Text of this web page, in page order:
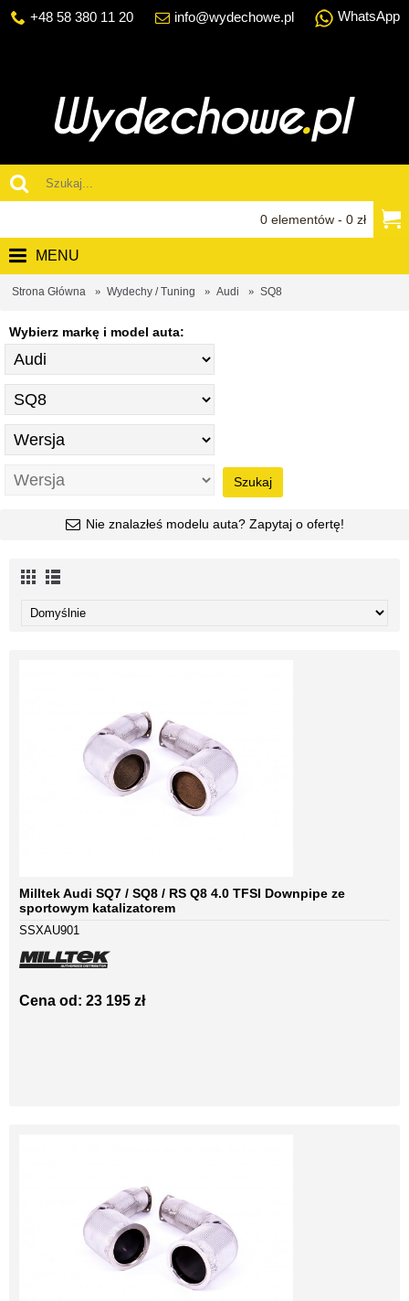
+48 58 380 11 20 info@wydechowe.pl WhatsApp
0 elementów - 0 zł
MENU
Strona Główna Wydechy / Tuning Audi SQ8
Wybierz markę i model auta:
Szukaj
Nie znalazłeś modelu auta? Zapytaj o ofertę!
Milltek Audi SQ7 / SQ8 / RS Q8 4.0 TFSI Downpipe ze
sportowym katalizatorem
SSXAU901
Cena od: 23 195 zł